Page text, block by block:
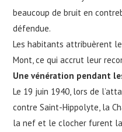
beaucoup de bruit en
défendue.
Les habitants attribuèrent
Mont, ce qui accrut leur
Une vénération pendant
Le 19 juin 1940, lors de
contre Saint-Hippolyte, la
la nef et le clocher furent la